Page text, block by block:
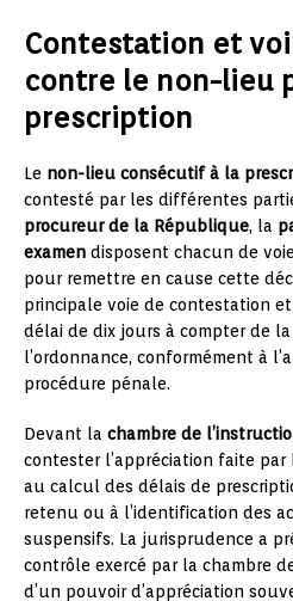
Contestation et
contre le non-lieu
prescription
Le non-lieu consécutif à la
contesté par les différentes
procureur de la République, la
examen disposent chacun de
pour remettre en cause cette
principale voie de contestation
délai de dix jours à compter de
l’ordonnance, conformément à
procédure pénale.
Devant la chambre de
contester l’appréciation faite
au calcul des délais de
retenu ou à l’identification des
suspensifs. La jurisprudence a
contrôle exercé par la chambre
d’un pouvoir d’appréciation